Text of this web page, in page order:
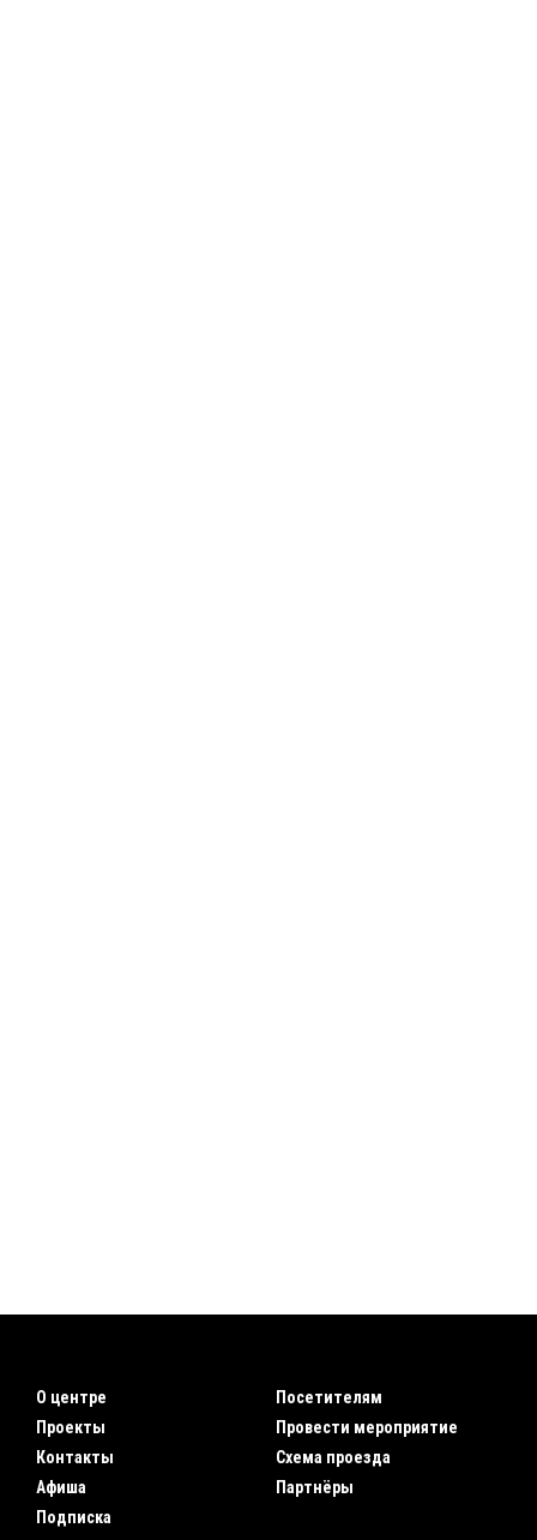
О центре
Проекты
Контакты
Афиша
Подписка
Посетителям
Провести мероприятие
Схема проезда
Партнёры